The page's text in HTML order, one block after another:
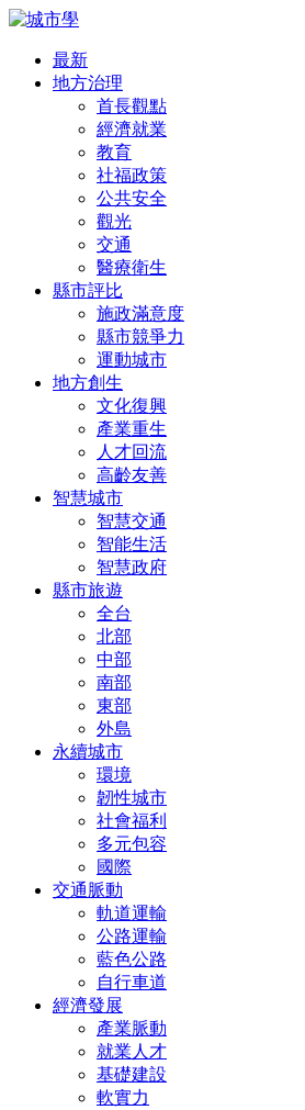
最新
地方治理
首長觀點
經濟就業
教育
社福政策
公共安全
觀光
交通
醫療衛生
縣市評比
施政滿意度
縣市競爭力
運動城市
地方創生
文化復興
產業重生
人才回流
高齡友善
智慧城市
智慧交通
智能生活
智慧政府
縣市旅遊
全台
北部
中部
南部
東部
外島
永續城市
環境
韌性城市
社會福利
多元包容
國際
交通脈動
軌道運輸
公路運輸
藍色公路
自行車道
經濟發展
產業脈動
就業人才
基礎建設
軟實力